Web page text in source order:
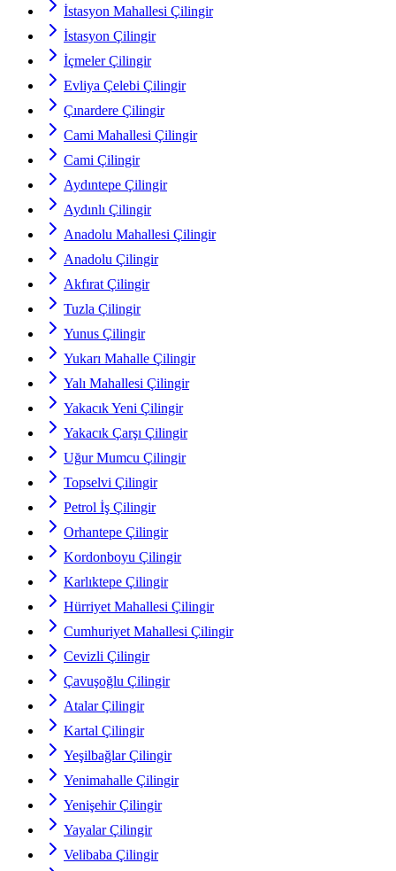
İstasyon Mahallesi Çilingir
İstasyon Çilingir
İçmeler Çilingir
Evliya Çelebi Çilingir
Çınardere Çilingir
Cami Mahallesi Çilingir
Cami Çilingir
Aydıntepe Çilingir
Aydınlı Çilingir
Anadolu Mahallesi Çilingir
Anadolu Çilingir
Akfırat Çilingir
Tuzla Çilingir
Yunus Çilingir
Yukarı Mahalle Çilingir
Yalı Mahallesi Çilingir
Yakacık Yeni Çilingir
Yakacık Çarşı Çilingir
Uğur Mumcu Çilingir
Topselvi Çilingir
Petrol İş Çilingir
Orhantepe Çilingir
Kordonboyu Çilingir
Karlıktepe Çilingir
Hürriyet Mahallesi Çilingir
Cumhuriyet Mahallesi Çilingir
Cevizli Çilingir
Çavuşoğlu Çilingir
Atalar Çilingir
Kartal Çilingir
Yeşilbağlar Çilingir
Yenimahalle Çilingir
Yenişehir Çilingir
Yayalar Çilingir
Velibaba Çilingir